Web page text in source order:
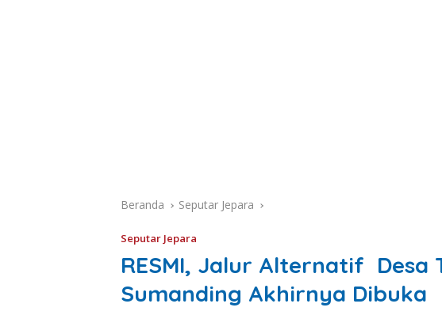
Beranda Seputar Jepara
Seputar Jepara
RESMI, Jalur Alternatif Desa
Sumanding Akhirnya Dibuka